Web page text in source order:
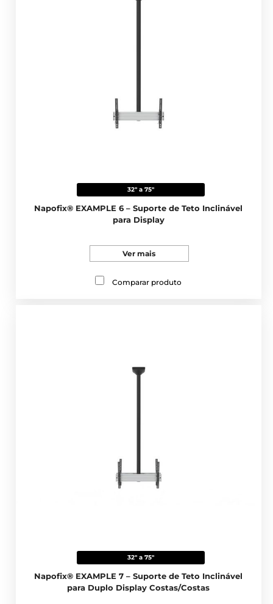
32" a 75"
Napofix® EXAMPLE 6 – Suporte de Teto Inclinável
para Display
Ver mais
Comparar produto
32" a 75"
Napofix® EXAMPLE 7 – Suporte de Teto Inclinável
para Duplo Display Costas/Costas